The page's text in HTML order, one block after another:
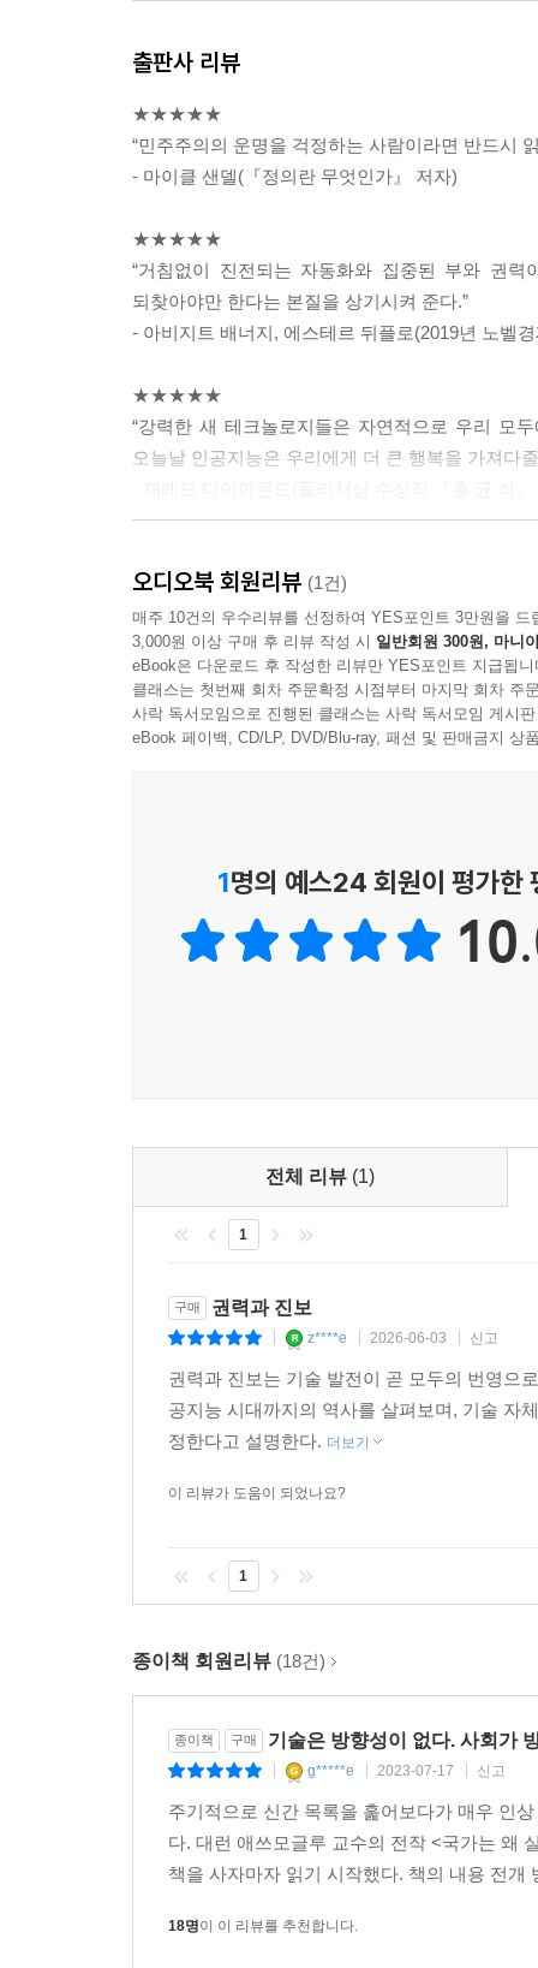
출판사 리뷰
★★★★★
“민주주의의 운명을 걱정하는 사람이라면 반드시
- 마이클 샌델(『정의란 무엇인가』 저자)
★★★★★
“거침없이 진전되는 자동화와 집중된 부와 권
되찾아야만 한다는 본질을 상기시켜 준다.”
- 아비지트 배너지, 에스테르 뒤플로(2019년 노벨
★★★★★
“강력한 새 테크놀로지들은 자연적으로 우리 모
오늘날 인공지능은 우리에게 더 큰 행복을 가져다
더 일찍 나왔어야 할 중요한 책이다.
- 앵거스 디턴, 2015년 노벨경제학상 수상자
★★★★★
역사는 기술 진보가 자동적으로 더 폭넓은 번영
특권층만 이득을 보는 결과로 이어질 수도 있다.
통념을 뒤흔드는 경제와 역사에 대한 대담한 재해석
『국가는 왜 실패하는가』로 찬사를 받은 대런
주장한다.
기술이 발전하면 모든 이들의 생활 수준이 높아
기계의 도입은 거의 자동적으로 노동자들의 더
정치인 에드먼드 버크 또한 ‘상업의 법칙은
물론 많은 이들이 기술 발전이 혜택을 가져다
그러나 ‘테크노-낙관주의’에 눈이 먼 이들은 “
밀어붙이고 발전을 향해 나아가면, 그로 인해 발
것이다.
자신들에게 이득이 되는 방향으로 비전을 설
권력자들을 권좌에서 끌어내리지는 못했다.
‘진보’라는 환상이 당신의 눈과 귀를 막고 있다
더 늦기 전에 기술의 발전이 궁극적으로는 누
내놓았다. ‘연구 미리보기’ 정도로 간주해서 주
입소문을 타며 반년 만에 전 세계 11퍼센트에
우리 모두에게 번영을 가져다줄 것인가?
오디오북 회원리뷰 (1건)
매주 10건의 우수리뷰를 선정하여 YES포인트 3만원을 드
3,000원 이상 구매 후 리뷰 작성 시 일반회원 300원, 마니
eBook은 다운로드 후 작성한 리뷰만 YES포인트 지급됩니
클래스는 첫번째 회차 주문확정 시점부터 마지막 회차 주
사락 독서모임으로 진행된 클래스는 사락 독서모임 게시
eBook 페이백, CD/LP, DVD/Blu-ray, 패션 및 판매금지 상
1명의 예스24 회원이 평가한
전체 리뷰 (1)
1
구매 권력과 진보
z****e 2026-06-03 신고
권력과 진보는 기술 발전이 곧 모두의 번영으
공지능 시대까지의 역사를 살펴보며, 기술 자
정한다고 설명한다. 더보기
이 리뷰가 도움이 되었나요?
1
종이책 회원리뷰 (18건)
종이책 구매 기술은 방향성이 없다. 사회가
g*****e 2023-07-17 신고
주기적으로 신간 목록을 훑어보다가 매우 인
다. 대런 애쓰모글루 교수의 전작 <국가는 왜
책을 사자마자 읽기 시작했다. 책의 내용 전
18명이 이 리뷰를 추천합니다.